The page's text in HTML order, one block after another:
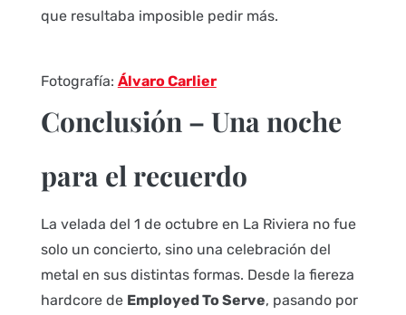
que resultaba imposible pedir más.
Fotografía: Álvaro Carlier
Conclusión – Una noche
para el recuerdo
La velada del 1 de octubre en La Riviera no fue
solo un concierto, sino una celebración del
metal en sus distintas formas. Desde la fiereza
hardcore de Employed To Serve, pasando por